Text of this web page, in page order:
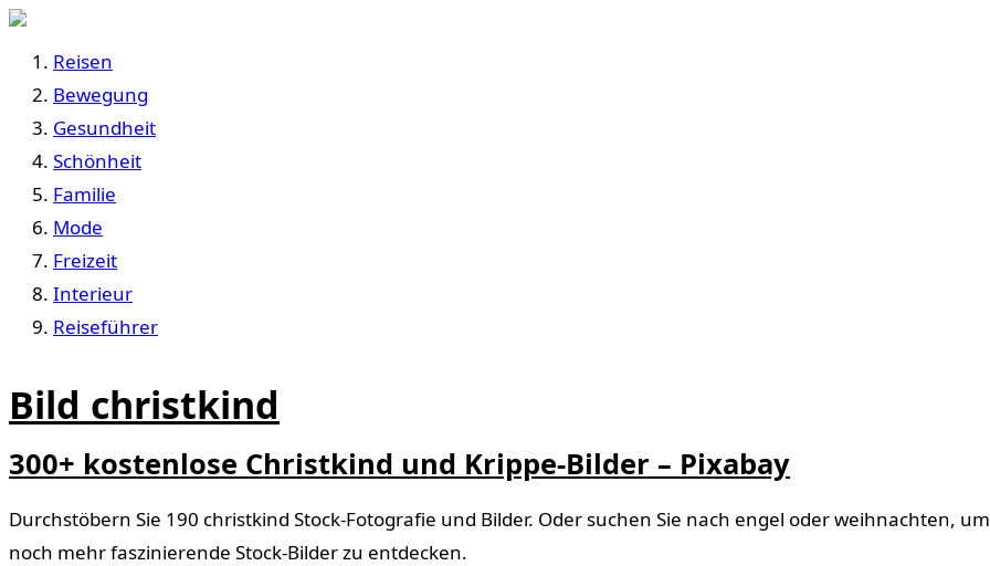
Reisen
Bewegung
Gesundheit
Schönheit
Familie
Mode
Freizeit
Interieur
Reiseführer
Bild christkind
300+ kostenlose Christkind und Krippe-Bilder – Pixabay
Durchstöbern Sie 190 christkind Stock-Fotografie und Bilder. Oder suchen Sie nach engel oder weihnachten, um
noch mehr faszinierende Stock-Bilder zu entdecken.